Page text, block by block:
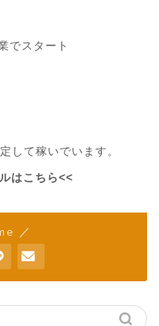
でスタート
して稼いでいます。
はこちら<<
／